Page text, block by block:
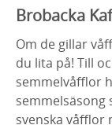
Brobacka
Om de gillar
du lita på! Till
semmelvåfflor
semmelsäsong
svenska våfflor